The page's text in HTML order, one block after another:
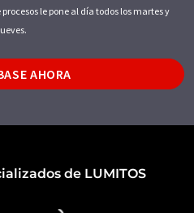
le pone al día todos los martes y
AHORA
de LUMITOS